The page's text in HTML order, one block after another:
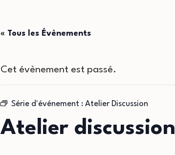
« Tous les Évènements
Cet évènement est passé.
Série d'événement : Atelier Discussion
Atelier discussion